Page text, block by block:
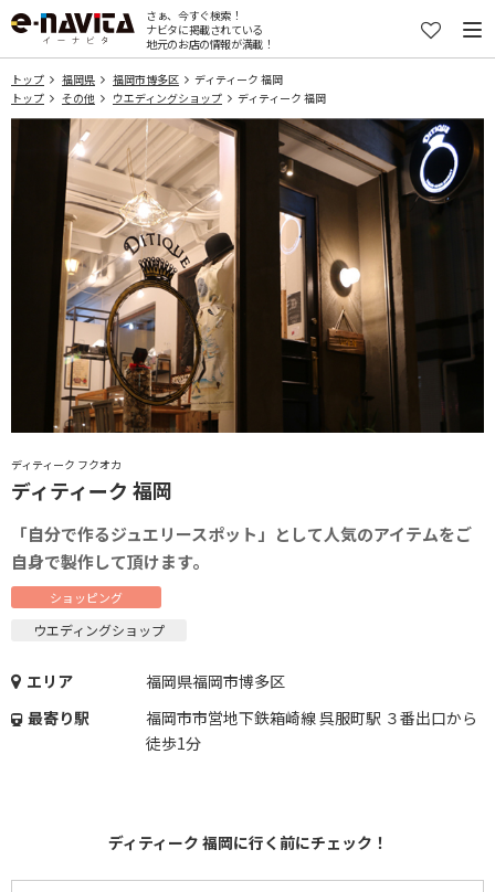
さぁ、今すぐ検索！
ナビタに掲載されている
地元のお店の情報が満載！
トップ 福岡県 福岡市博多区
ディティーク 福岡
トップ
その他 ウエディングショップ ディティーク 福岡
ディティーク フクオカ
ディティーク 福岡
「自分で作るジュエリースポット」として人気のアイテムをご
自身で製作して頂けます。
ショッピング
ウエディングショップ
エリア
福岡県福岡市博多区
最寄り駅
福岡市市営地下鉄箱崎線 呉服町駅 ３番出口から
徒歩1分
ディティーク 福岡に行く前にチェック！